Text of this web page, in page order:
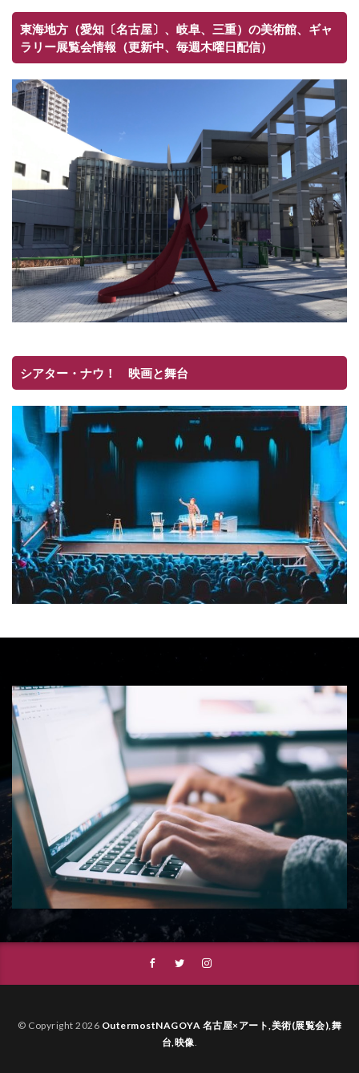
東海地方（愛知〔名古屋〕、岐阜、三重）の美術館、ギャ
ラリー展覧会情報（更新中、毎週木曜日配信）
シアター・ナウ！ 映画と舞台
© Copyright 2026 OutermostNAGOYA 名古屋×アート,美術(展覧会),舞
台,映像.